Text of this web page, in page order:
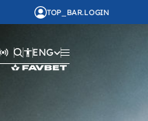
TOP_BAR.LOGIN
ENG